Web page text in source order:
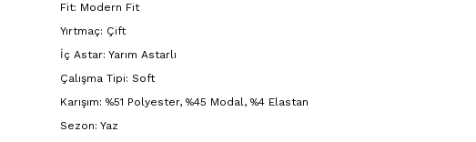
Fit: Modern Fit
Yırtmaç: Çift
İç Astar: Yarım Astarlı
Çalışma Tipi: Soft
Karışım: %51 Polyester, %45 Modal, %4 Elastan
Sezon: Yaz